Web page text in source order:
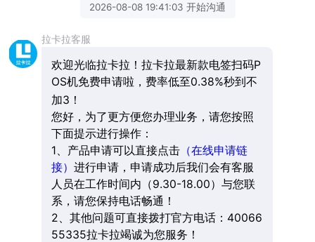
2026-08-08 19:41:03 开始沟通
拉卡拉客服
欢迎光临拉卡拉！拉卡拉最新款电签扫码P
OS机免费申请啦，费率低至0.38%秒到不
加3！
您好，为了更方便您办理业务，请您按照
下面提示进行操作：
1、产品申请可以直接点击（在线申请链
接） 进行申请，申请成功后我们会有客服
人员在工作时间内（9.30-18.00）与您联
系，请您保持电话畅通！
2、其他问题可直接拨打官方电话：40066
55335拉卡拉竭诚为您服务！